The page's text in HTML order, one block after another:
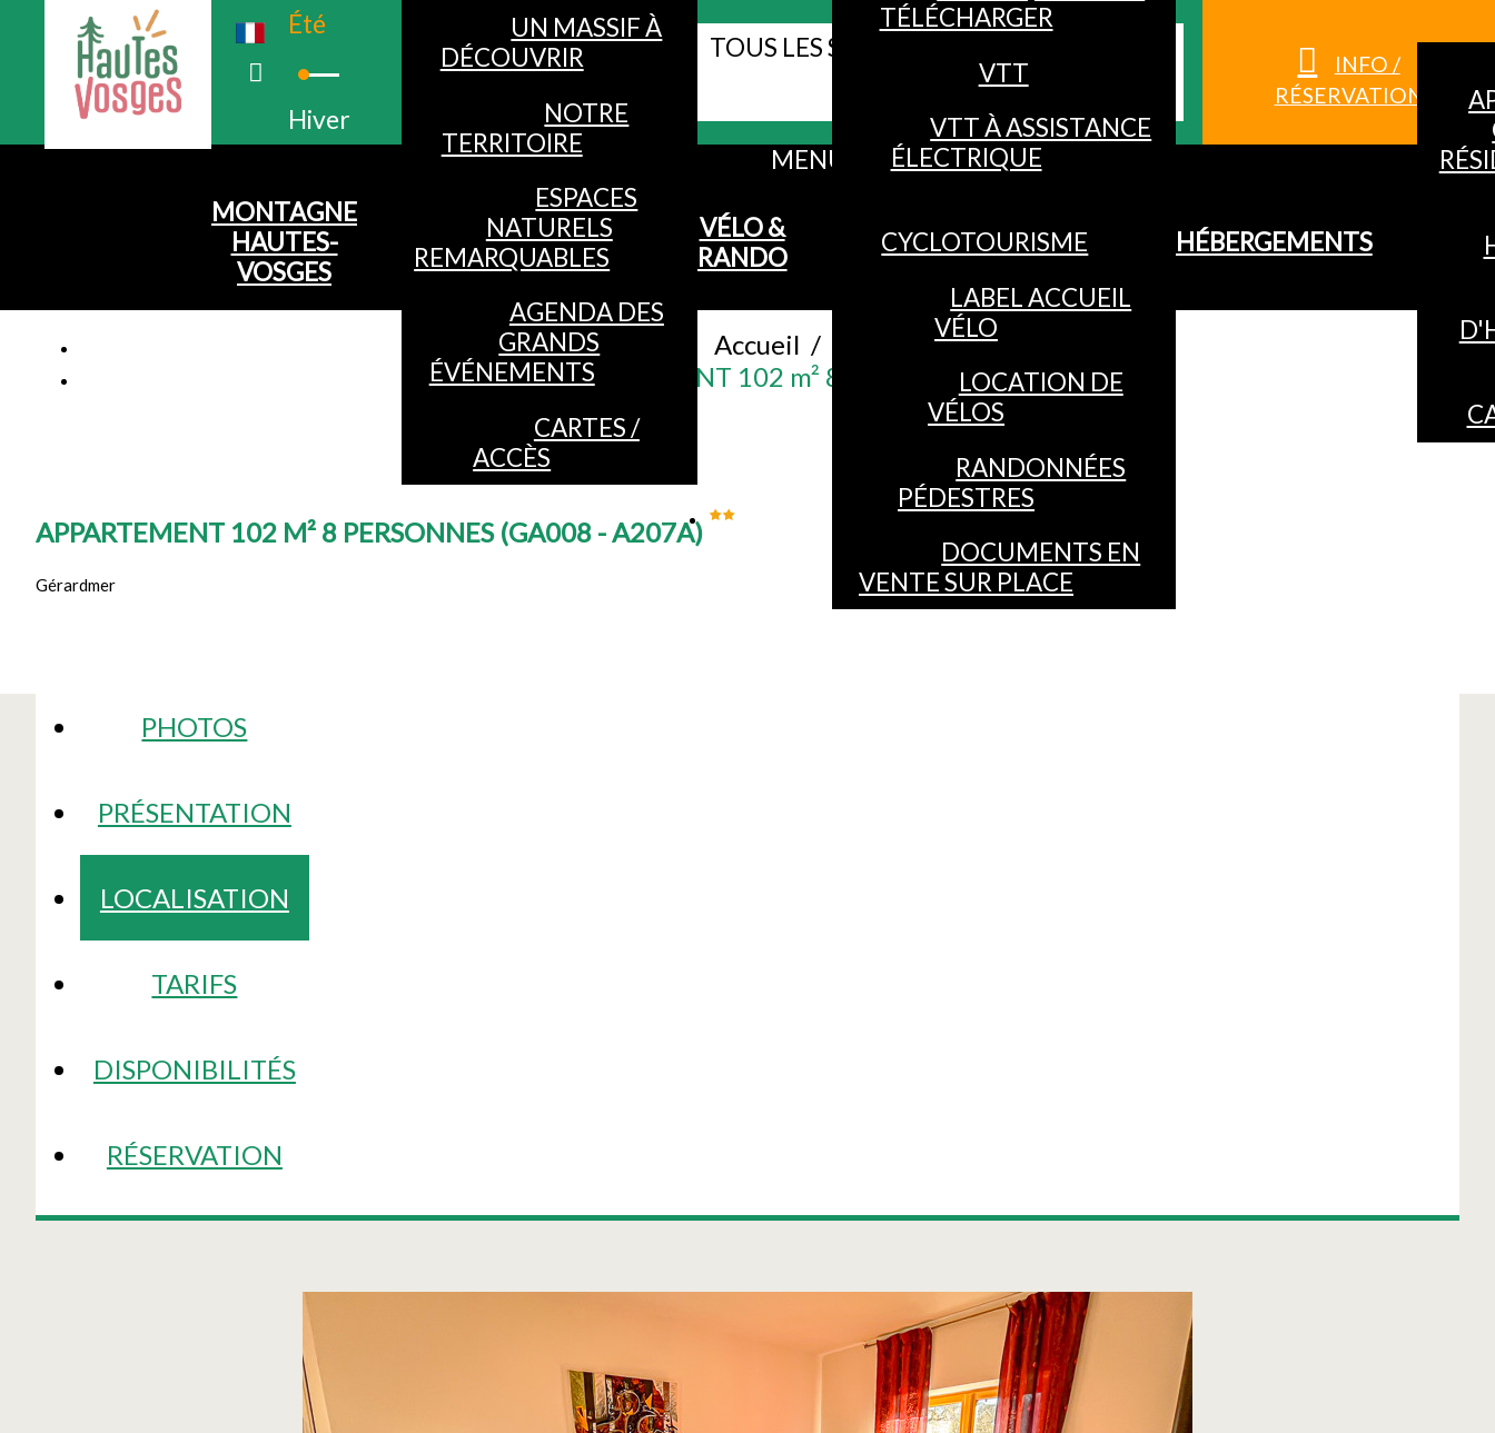
Été
Hiver
Webcams
TOUS LES SITES WEB DES HAUTES-
INFO /
RÉSERVATION
MENU
MONTAGNE
HAUTES-
VOSGES
UN MASSIF À
DÉCOUVRIR
NOTRE
TERRITOIRE
ESPACES
NATURELS
REMARQUABLES
AGENDA DES
GRANDS
ÉVÉNEMENTS
CARTES /
ACCÈS
VÉLO &
RANDO
TÉLÉCHARGER
VTT
VTT À ASSISTANCE
ÉLECTRIQUE
CYCLOTOURISME
LABEL ACCUEIL
VÉLO
LOCATION DE
VÉLOS
RANDONNÉES
PÉDESTRES
DOCUMENTS EN
VENTE SUR PLACE
HÉBERGEMENTS
Accueil /
APPARTEMENT 102 m² 8 PERSONNES
APPARTEMENT 102 M² 8 PERSONNES (GA008 - A207A)
Gérardmer
PHOTOS
PRÉSENTATION
LOCALISATION
TARIFS
DISPONIBILITÉS
RÉSERVATION